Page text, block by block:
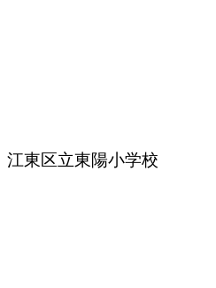
江東区立東陽小学校